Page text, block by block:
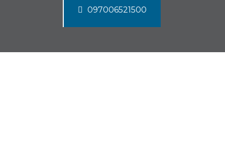
097006521500